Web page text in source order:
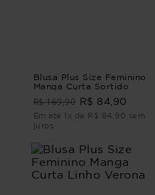
Blusa Plus Size Feminino
Manga Curta Sortido
R$ 169,90 R$ 84,90
Em até 1x de R$ 84,90 sem
juros